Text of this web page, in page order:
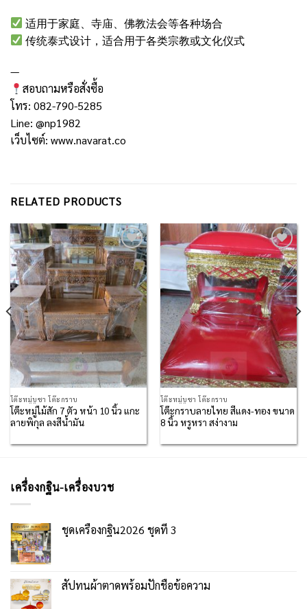
适用于家庭、寺庙、佛教法会等各种场合
传统泰式设计，适合用于各类宗教或文化仪式
—
สอบถามหรือสั่งซื้อ
โทร: 082-790-5285
Line: @np1982
เว็บไซต์: www.navarat.co
RELATED PRODUCTS
Add to
Wishlist
โต๊ะหมู่บูชา โต๊ะกราบ
โต๊ะหมู่ไม้สัก 7 ตัว หน้า 10 นิ้ว แกะ
ลายพิกุล ลงสีน้ำมัน
Add to
Wishlist
โต๊ะหมู่บูชา โต๊ะกราบ
โต๊ะกราบลายไทย สีแดง-ทอง ขนาด
8 นิ้ว หรูหรา สง่างาม
เครื่องกฐิน-เครื่องบวช
ชุดเครื่องกฐิน2026 ชุดที่ 3
สัปทนผ้าตาดพร้อมปักชื่อข้อความ